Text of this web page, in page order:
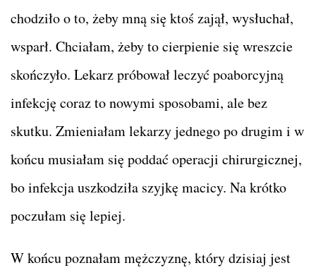
chodziło o to, żeby mną się ktoś zajął, wysłuchał,
wsparł. Chciałam, żeby to cierpienie się wreszcie
skończyło. Lekarz próbował leczyć poaborcyjną
infekcję coraz to nowymi sposobami, ale bez
skutku. Zmieniałam lekarzy jednego po drugim i w
końcu musiałam się poddać operacji chirurgicznej,
bo infekcja uszkodziła szyjkę macicy. Na krótko
poczułam się lepiej.
W końcu poznałam mężczyznę, który dzisiaj jest